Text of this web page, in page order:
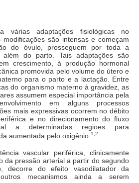
várias adaptações fisiológicas no
modificações são intensas e começam
do óvulo, prosseguem por toda a
além do parto. Tais adaptações são
crescimento, à produção hormonal
promovida pelo volume do útero e
para o parto e a lactação. Entre
do organismo materno à gravidez, as
assumem especial importância pela
em alguns processos
mais expressivas ocorrem no débito
e no direcionamento do fluxo
a determinadas regioes para
aumentada pelo oxigênio. 1,2
vascular periférica, clinicamente
da pressão arterial a partir do segundo
decorre do efeito vasodilatador da
mecanismos ainda a serem